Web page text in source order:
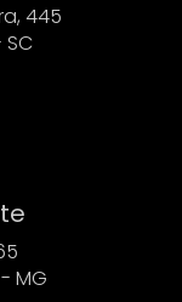
445
MG